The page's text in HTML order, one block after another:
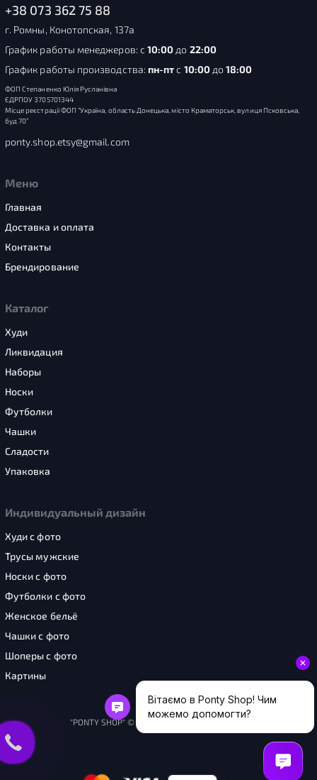
+38 073 362 75 88
г. Ромны, Конотопская, 137а
График работы менеджеров: с 10:00 до 22:00
График работы производства: пн-птс 10:00до18:00
ФОП Степаненко Юлія Русланівна
ЄДРПОУ 3705701344
Місце реєстрації ФОП “Україна, область Донецька, місто Краматорськ, вулиця Псковська,
буд 70”
ponty.shop.etsy@gmail.com
Меню
Главная
Доставка и оплата
Контакты
Брендирование
Каталог
Худи
Ликвидация
Наборы
Носки
Футболки
Чашки
Сладости
Упаковка
Индивидуальный дизайн
Худи с фото
Трусы мужские
Носки с фото
Футболки с фото
Женское бельё
Чашки с фото
Шоперы с фото
Картины
"PONTY SHOP" © 2026. Все права защищены